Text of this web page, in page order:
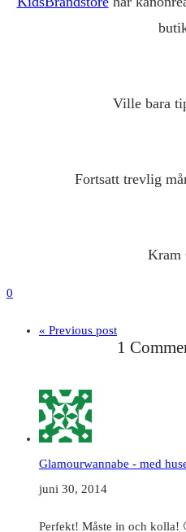
Ville bara
Fortsatt trevlig
Kram
0
« Previous post
1
Glamourwannabe - med
juni 30, 2014
Perfekt! Måste in och kolla!